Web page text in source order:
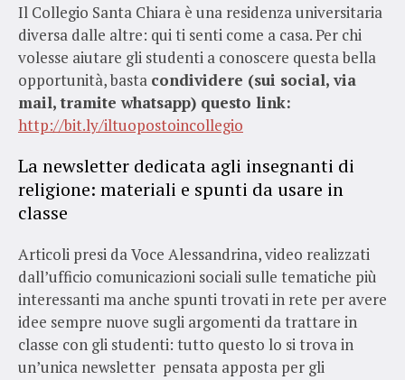
Il Collegio Santa Chiara è una residenza universitaria
diversa dalle altre: qui ti senti come a casa. Per chi
volesse aiutare gli studenti a conoscere questa bella
opportunità, basta condividere (sui social, via
mail, tramite whatsapp) questo link:
http://bit.ly/iltuopostoincollegio
La newsletter dedicata agli insegnanti di
religione: materiali e spunti da usare in
classe
Articoli presi da Voce Alessandrina, video realizzati
dall’ufficio comunicazioni sociali sulle tematiche più
interessanti ma anche spunti trovati in rete per avere
idee sempre nuove sugli argomenti da trattare in
classe con gli studenti: tutto questo lo si trova in
un’unica newsletter pensata apposta per gli